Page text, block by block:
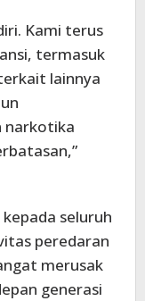
Kami terus
termasuk
lainnya
narkotika
seluruh
peredaran
merusak
generasi